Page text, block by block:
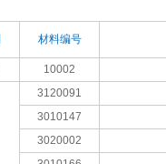
材料编号
10002
3120091
3010147
3020002